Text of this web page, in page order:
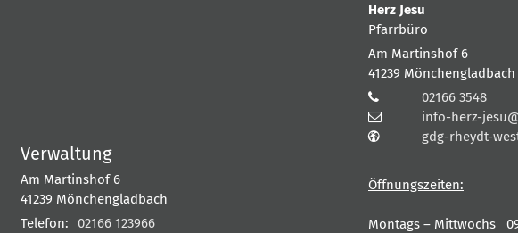
Verwaltung
Am Martinshof 6
41239 Mönchengladbach
Telefon:
02166 123966
Herz Jesu
Pfarrbüro
Am Martinshof 6
41239 Mönchengladbach
02166 3548
info-herz-
gdg-rheydt-
Öffnungszeiten:
Montags – Mittwochs